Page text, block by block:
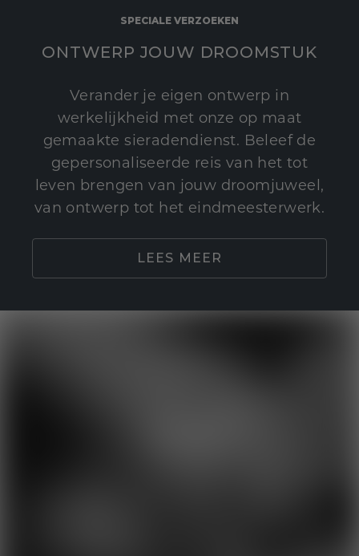
SPECIALE VERZOEKEN
ONTWERP JOUW DROOMSTUK
Verander je eigen ontwerp in
werkelijkheid met onze op maat
gemaakte sieradendienst. Beleef de
gepersonaliseerde reis van het tot
leven brengen van jouw droomjuweel,
van ontwerp tot het eindmeesterwerk.
LEES MEER